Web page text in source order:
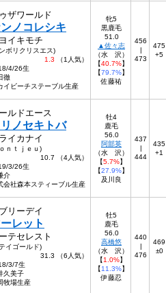
ザワールド
ノコレシキ
イキモチ
ボリクリスエス)
1.3 （1人気）
4/26生
徹
イビーチステーブル生産
牝5
黒鹿毛
51.0
▲佐々志
（水 沢）
【40.7%】
【79.7%】
佐藤祐
456
|
473
475
+5
ルドエース
ノセキトバ
イカナイ
ｎｔｊｅｕ)
10.7 （4人気）
3/26生
介
会社森本スティーブル生産
牡4
鹿毛
56.0
阿部英
（水 沢）
【5.7%】
【27.9%】
及川良
437
|
444
435
+1
リーデイ
レット
テセレスト
イゴールド)
31.3 （6人気）
3/7生
久美子
牧場生産
牡5
鹿毛
56.0
高橋悠
（水 沢）
【1.0%】
【11.3%】
伊藤忍
440
|
476
469
±0